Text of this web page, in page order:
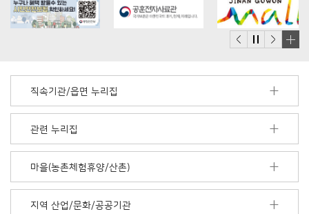
더
기
직속기관/읍면 누리집
관련 누리집
마을(농촌체험휴양/산촌)
지역 산업/문화/공공기관